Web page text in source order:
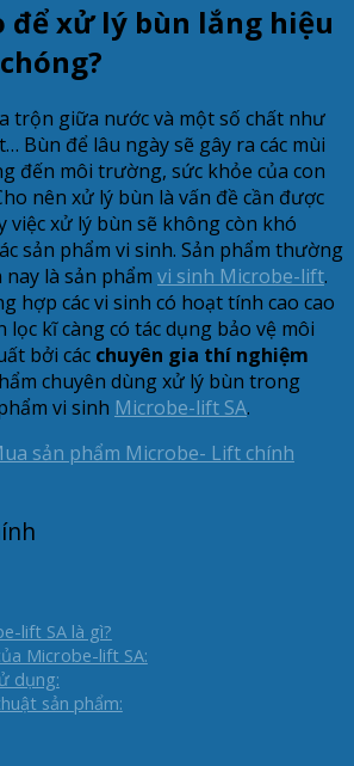
để xử lý bùn lắng hiệu
trộn giữa nước và một số chất như
Bùn để lâu ngày sẽ gây ra các mùi
đến môi trường, sức khỏe của con
nên xử lý bùn là vấn đề cần được
việc xử lý bùn sẽ không còn khó
sản phẩm vi sinh. Sản phẩm thường
là sản phẩm vi sinh Microbe-lift.
hợp các vi sinh có hoạt tính cao cao
lọc kĩ càng có tác dụng bảo vệ môi
bởi các chuyên gia thí nghiệm
chuyên dùng xử lý bùn trong
vi sinh Microbe-lift SA.
sản phẩm Microbe- Lift chính
lift SA là gì?
Microbe-lift SA:
dụng:
sản phẩm: